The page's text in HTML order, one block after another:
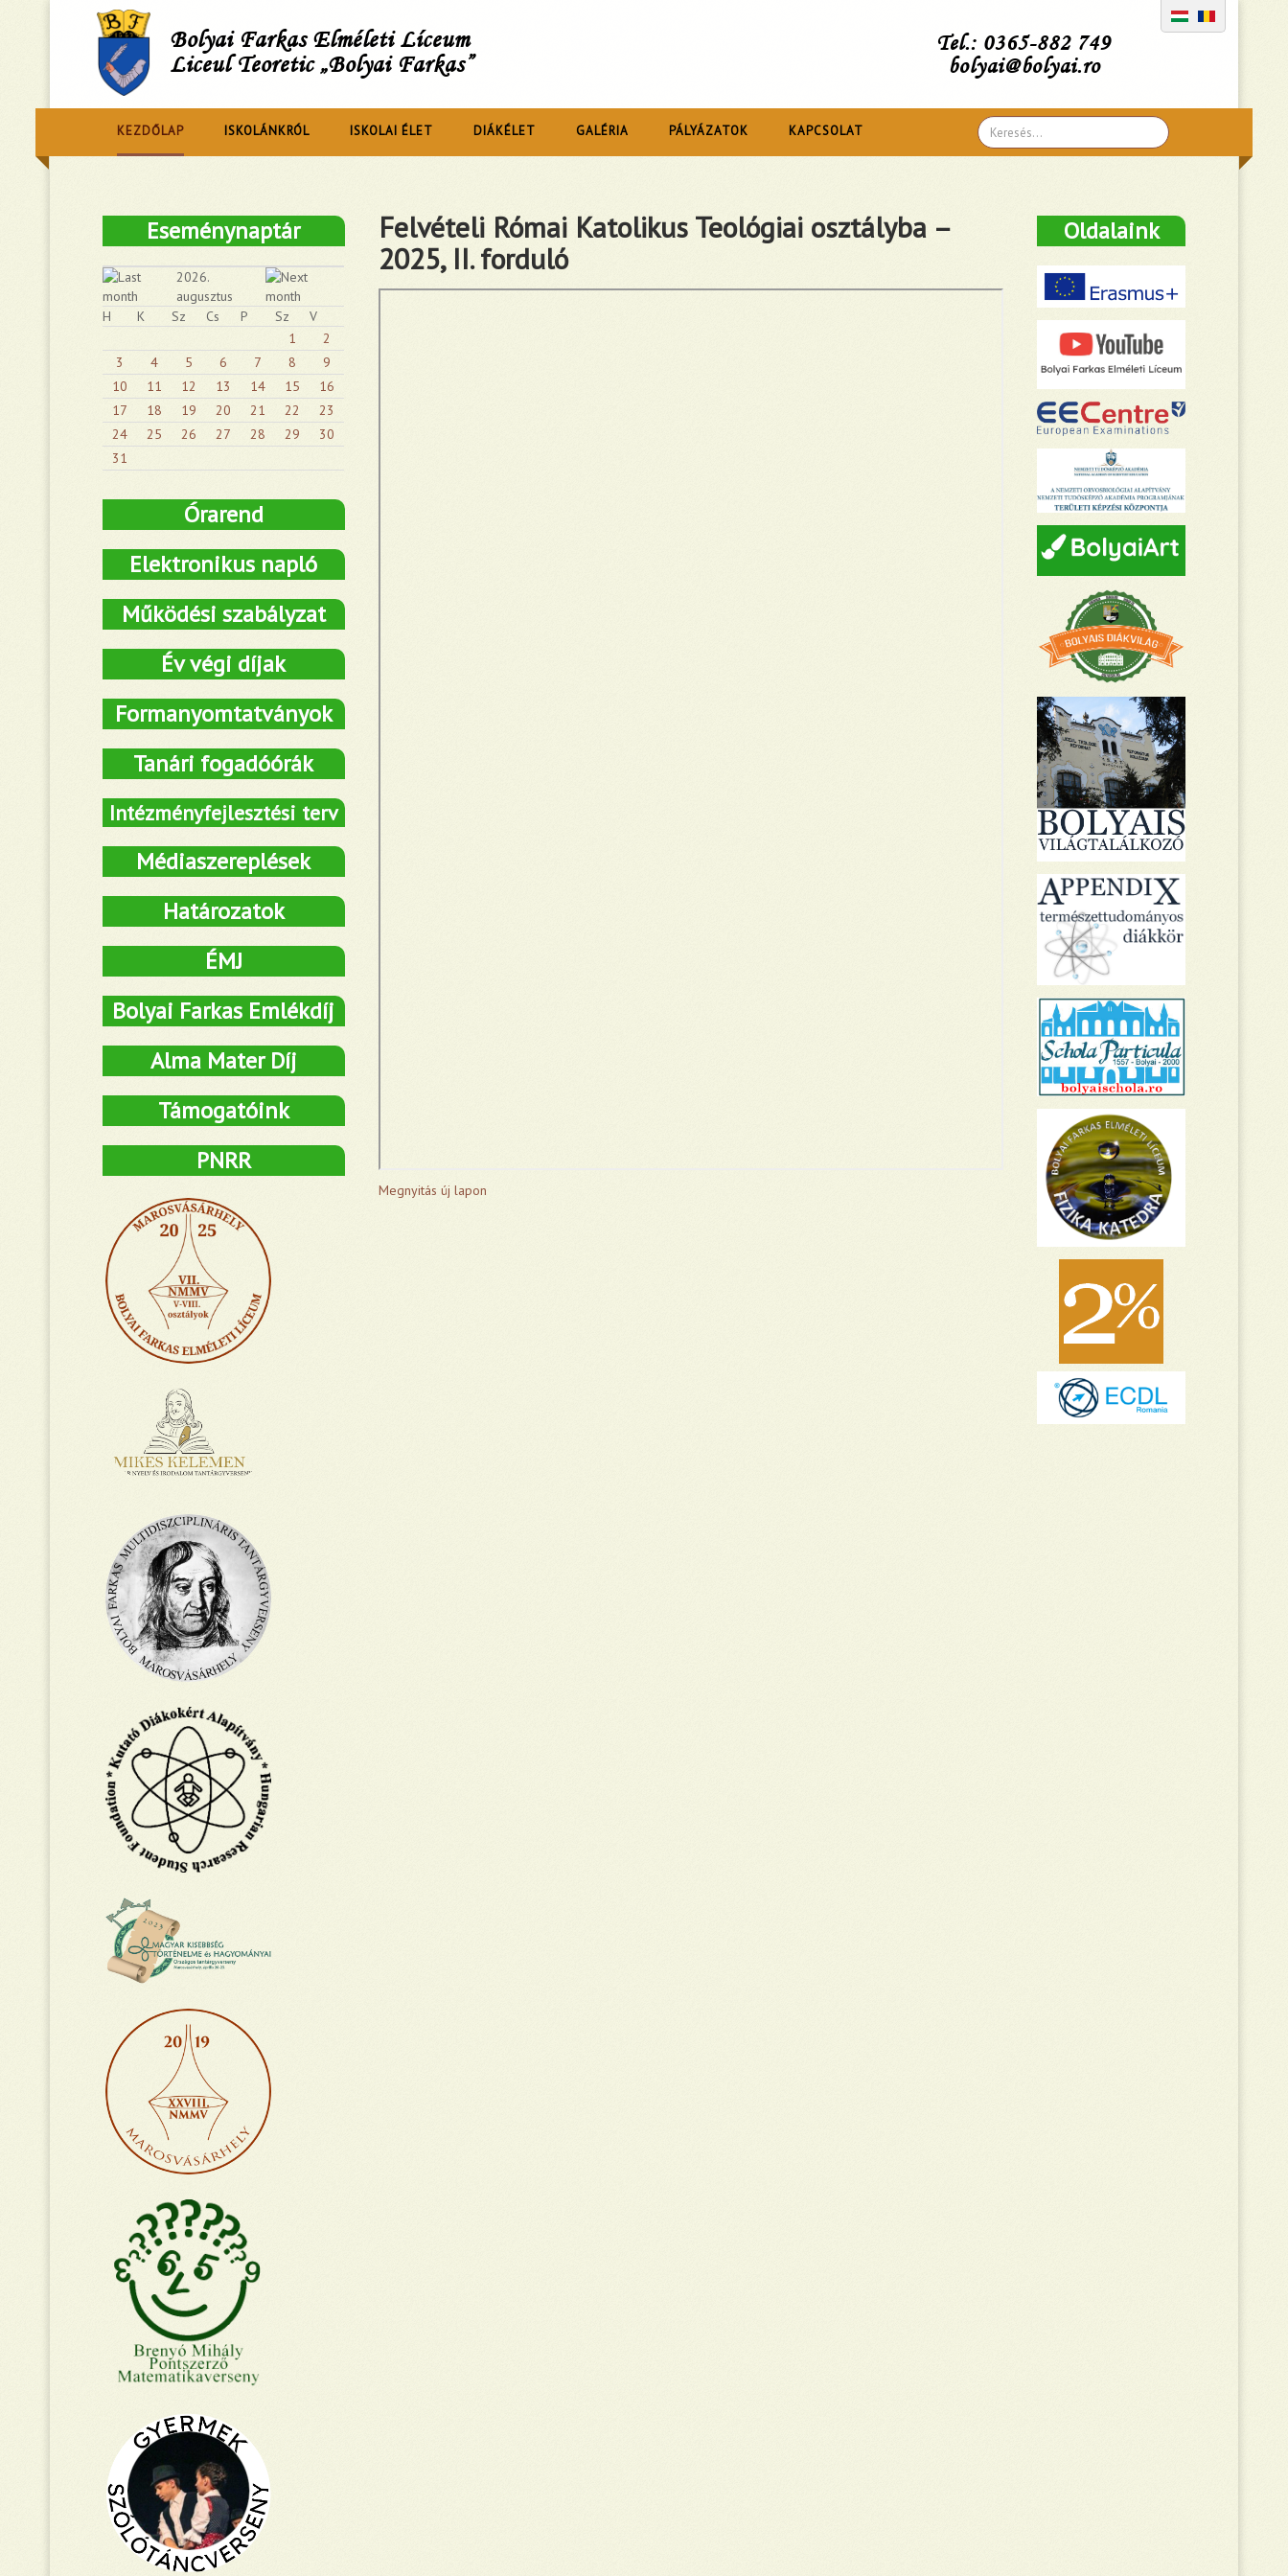
Bolyai Farkas Elméleti Líceum
Liceul Teoretic „Bolyai Farkas”
Tel.: 0365-882 749
bolyai@bolyai.ro
Search
...
KEZDŐLAP ISKOLÁNKRÓL ISKOLAI ÉLET DIÁKÉLET GALÉRIA PÁLYÁZATOK KAPCSOLAT
Felvételi Római Katolikus Teológiai osztályba –
2025, II. forduló
Megnyitás új lapon
Eseménynaptár
2026.
augusztus
H
K Sz Cs P Sz
V
1
2
3
4 5 6 7 8
9
10
11 12 13 14 15
16
17
18 19 20 21 22
23
24
25 26 27 28 29
30
31
Órarend
Elektronikus napló
Működési szabályzat
Év végi díjak
Formanyomtatványok
Tanári fogadóórák
Intézményfejlesztési terv
Médiaszereplések
Határozatok
ÉMJ
Bolyai Farkas Emlékdíj
Alma Mater Díj
Támogatóink
PNRR
Oldalaink